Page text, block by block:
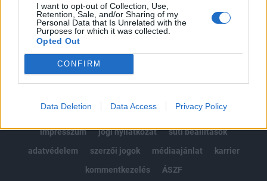
I want to opt-out of Collection, Use,
Retention, Sale, and/or Sharing of my
Personal Data that Is Unrelated with the
Purposes for which it was collected.
Opted Out
CONFIRM
Data Deletion Data Access Privacy Policy
MÁR ELŐFIZETŐNK VAGY?BEJELENTKEZÉS
impresszum
jogi nyilatkozat
süti beállítások
adatvédelem
szerzői jogok médiaajánlat
karrier
kommentkezelés
ÁSZF